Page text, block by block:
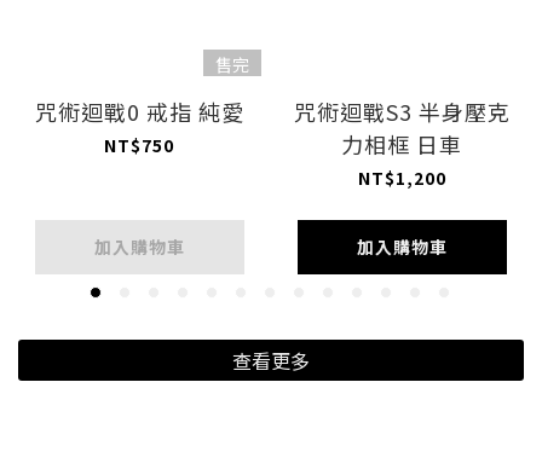
售完
咒術迴戰0 戒指 純愛
NT$750
加入購物車
咒術迴戰S3 半身壓克
力相框 日車
NT$1,200
加入購物車
查看更多